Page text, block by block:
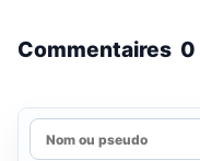
Commentaires 0